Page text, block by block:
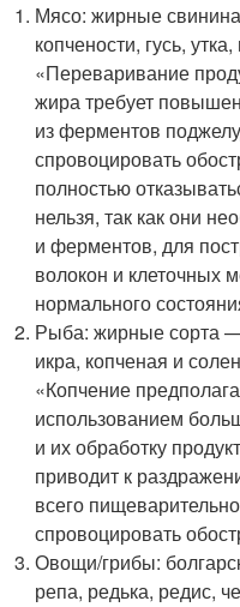
Мясо: жирные
копчености, гусь,
«Переваривание
жира требует
из ферментов
спровоцировать
полностью
нельзя, так как они
и ферментов, для
волокон и клеточных
нормального
Рыба: жирные сорта
икра, копченая и
«Копчение
использованием
и их обработку
приводит к
всего
спровоцировать
Овощи/грибы:
репа, редька, редис,